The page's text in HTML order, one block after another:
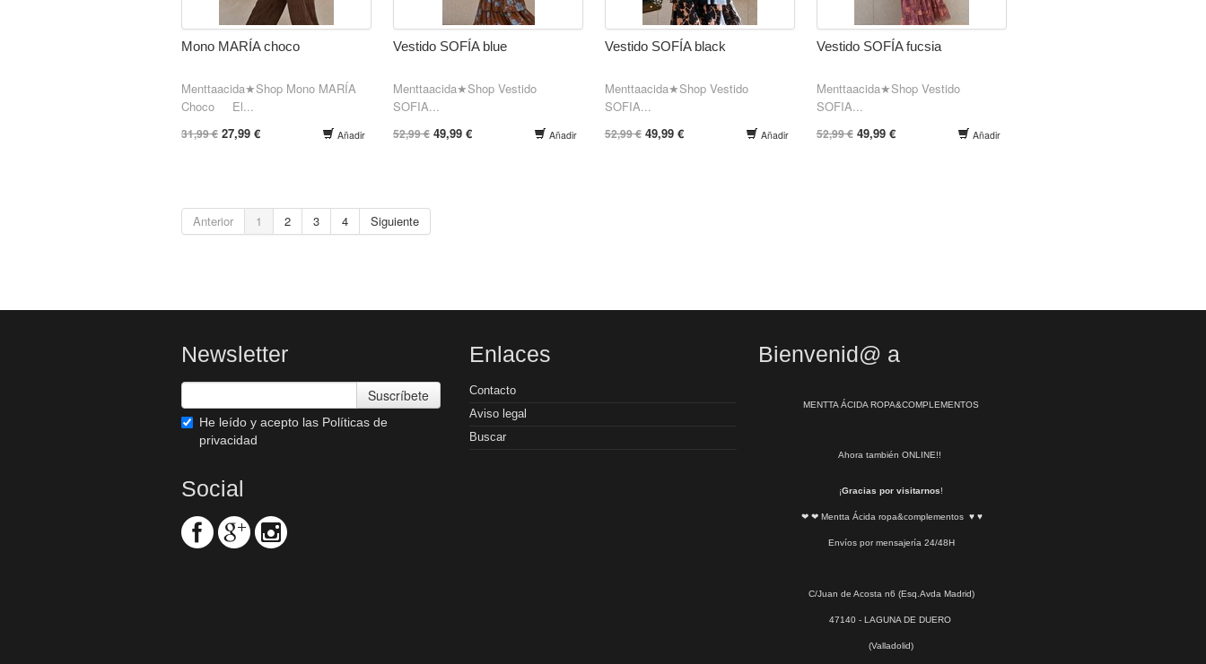
Mono MARÍA choco
Menttaacida★Shop Mono MARÍA
Choco El...
31,99 € 27,99 € Añadir
Vestido SOFÍA blue
Menttaacida★Shop Vestido
SOFIA...
52,99 €49,99 € Añadir
Vestido SOFÍA black
Menttaacida★Shop Vestido
SOFIA...
52,99 €49,99 € Añadir
Vestido SOFÍA fucsia
Menttaacida★Shop Vestido
SOFIA...
52,99 €49,99 € Añadir
Anterior 1 2 3 4 Siguiente
Newsletter
Suscríbete
He leído y acepto las Políticas de
privacidad
Social
Enlaces
Contacto
Aviso legal
Buscar
Bienvenid@ a
MENTTA ÁCIDA ROPA&COMPLEMENTOS
Ahora también ONLINE!!
¡Gracias por visitarnos!
❤ ❤ Mentta Ácida ropa&complementos ♥ ♥
Envíos por mensajería 24/48H
C/Juan de Acosta n6 (Esq.Avda Madrid)
47140 - LAGUNA DE DUERO
(Valladolid)